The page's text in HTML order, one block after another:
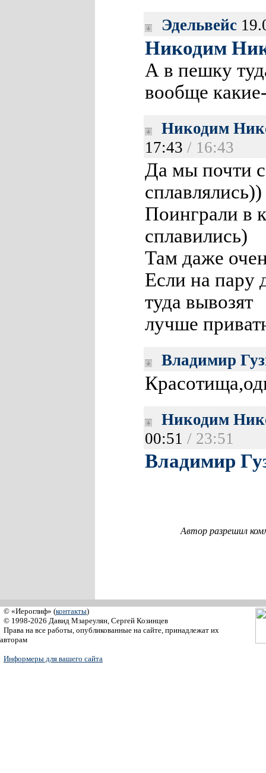
Эдельвейс
Никодим
А в пешку
вообще
Никодим
17:43 / 16:43
Да мы почти с
сплавлялись))
Поинграли в
сплавились)
Там даже
Если на пару
туда вывозят
лучше
Владимир
Никодим
00:51 / 23:51
Владимир
Автор разрешил
© «Иероглиф» (контакты)
© 1998-2026 Давид Мзареулян, Сергей Козинцев
Права на все работы, опубликованные на сайте, принадлежат их
авторам
Информеры для вашего сайта